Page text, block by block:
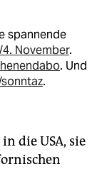
spannende
November.
. Und
.
die USA, sie